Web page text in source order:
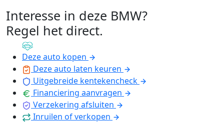
Interesse in deze BMW?
Regel het direct.
Deze auto kopen
Deze auto laten keuren
Uitgebreide kentekencheck
Financiering aanvragen
Verzekering afsluiten
Inruilen of verkopen